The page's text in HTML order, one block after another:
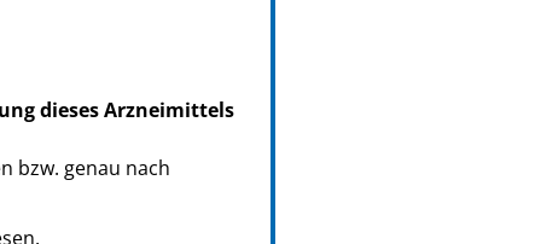
dieses Arzneimittels
bzw. genau nach